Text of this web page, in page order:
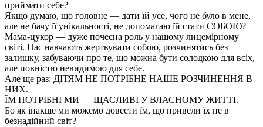
приймати себе?
Якщо думаю, що головне — дати їй усе, чого не було в мене,
але не бачу її унікальності, не допомагаю їй стати СОБОЮ?
Мама-цукор — дуже почесна роль у нашому лицемірному
світі. Нас навчають жертвувати собою, розчинятись без
залишку, забуваючи про те, що можна бути солодкою для всіх,
але повністю невидимою для себе.
Але ще раз: ДІТЯМ НЕ ПОТРІБНЕ НАШЕ РОЗЧИНЕННЯ В
НИХ.
ЇМ ПОТРІБНІ МИ — ЩАСЛИВІ У ВЛАСНОМУ ЖИТТІ.
Бо як інакше ми можемо довести їм, що привели їх не в
безнадійний світ?